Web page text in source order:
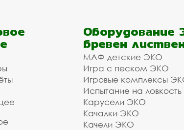
Оборудование
бревен
МАФ детские ЭКО
Игра с песком ЭКО
Игровые комплексы
Испытание на
Карусели ЭКО
Качалки ЭКО
Качели ЭКО